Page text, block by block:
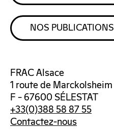
NOS PUBLICATIONS
FRAC Alsace
1 route de Marckolsheim
F – 67600 SÉLESTAT
+33(0)388 58 87 55
Contactez-nous